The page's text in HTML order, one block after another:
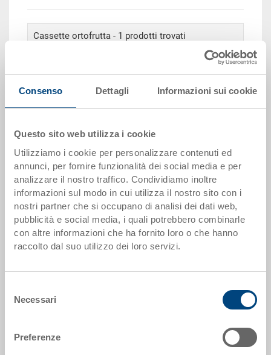
Consenso Dettagli Informazioni sui cookie
Questo sito web utilizza i cookie
Utilizziamo i cookie per personalizzare contenuti ed
annunci, per fornire funzionalità dei social media e per
analizzare il nostro traffico. Condividiamo inoltre
informazioni sul modo in cui utilizza il nostro sito con i
nostri partner che si occupano di analisi dei dati web,
pubblicità e social media, i quali potrebbero combinarle
con altre informazioni che ha fornito loro o che hanno
raccolto dal suo utilizzo dei loro servizi.
delNecessari
Preferenze
Cassette ortofrutta - 1 prodotti trovati
Cassetta ortofrutta
Cassetta per frutta e verdura, fondo a reticolo
Dimensioni
600 x 400 x 325 mm
Colore
Codice
Quantità
gestito a stock